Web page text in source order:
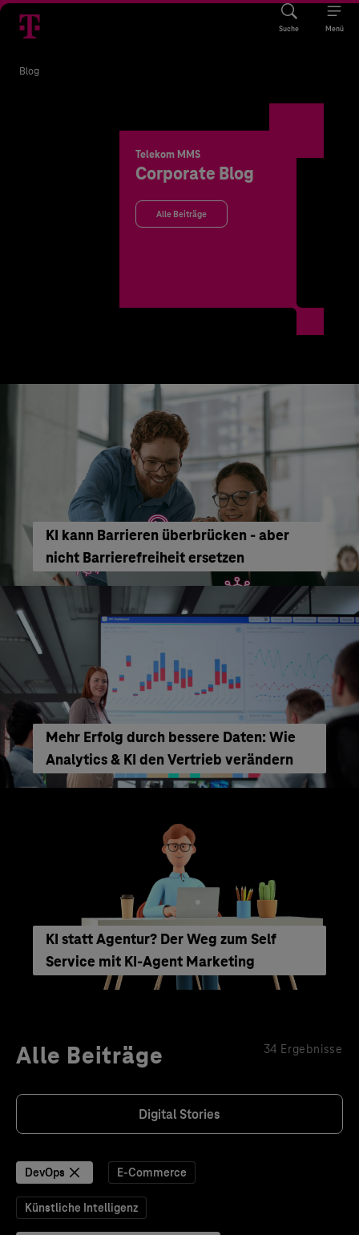
Suche Menü
Blog
Telekom MMS
Corporate Blog
Alle Beiträge
KI kann Barrieren überbrücken - aber
nicht Barrierefreiheit ersetzen
Mehr Erfolg durch bessere Daten: Wie
Analytics & KI den Vertrieb verändern
KI statt Agentur? Der Weg zum Self
Service mit KI-Agent Marketing
Alle Beiträge 34 Ergebnisse
Digital Stories
DevOps E-Commerce
Künstliche Intelligenz